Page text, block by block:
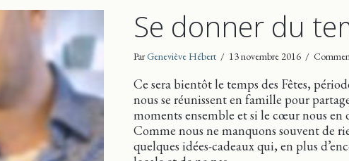
Se donner du
ParGeneviève Hébert / 13 novembre 2016 /
Ce sera bientôt le temps des Fêtes,
nous se réunissent en famille pour
moments ensemble et si le cœur nous en
Comme nous ne manquons souvent de
quelques idées-cadeaux qui, en plus